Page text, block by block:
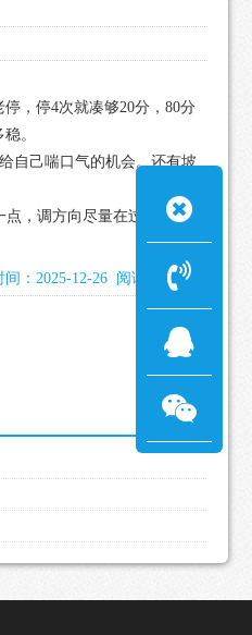
，停4次就凑够20分，80分
。
自己喘口气的机会。还有坡
，调方向尽量在过渡区
间：2025-12-26 阅读：1005次